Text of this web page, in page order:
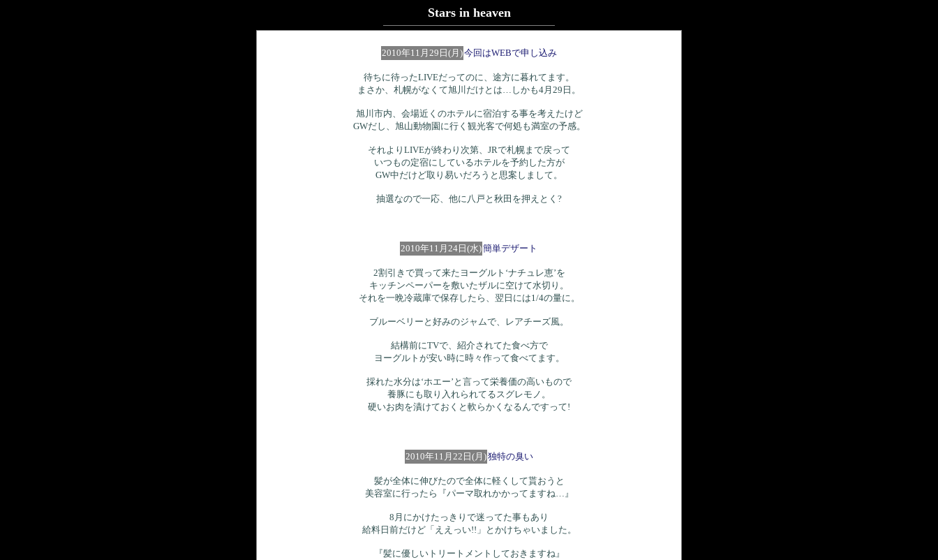
Stars in heaven
2010年11月29日(月)今回はWEBで申し込み
待ちに待ったLIVEだってのに、途方に暮れてます。
まさか、札幌がなくて旭川だけとは…しかも4月29日。
旭川市内、会場近くのホテルに宿泊する事を考えたけど
GWだし、旭山動物園に行く観光客で何処も満室の予感。
それよりLIVEが終わり次第、JRで札幌まで戻って
いつもの定宿にしているホテルを予約した方が
GW中だけど取り易いだろうと思案しまして。
抽選なので一応、他に八戸と秋田を押えとく?
2010年11月24日(水)簡単デザート
2割引きで買って来たヨーグルト‘ナチュレ恵’を
キッチンペーパーを敷いたザルに空けて水切り。
それを一晩冷蔵庫で保存したら、翌日には1/4の量に。
ブルーベリーと好みのジャムで、レアチーズ風。
結構前にTVで、紹介されてた食べ方で
ヨーグルトが安い時に時々作って食べてます。
採れた水分は‘ホエー’と言って栄養価の高いもので
養豚にも取り入れられてるスグレモノ。
硬いお肉を漬けておくと軟らかくなるんですって!
2010年11月22日(月)独特の臭い
髪が全体に伸びたので全体に軽くして貰おうと
美容室に行ったら『パーマ取れかかってますね…』
8月にかけたっきりで迷ってた事もあり
給料日前だけど「ええっい!!」とかけちゃいました。
『髪に優しいトリートメントしておきますね』